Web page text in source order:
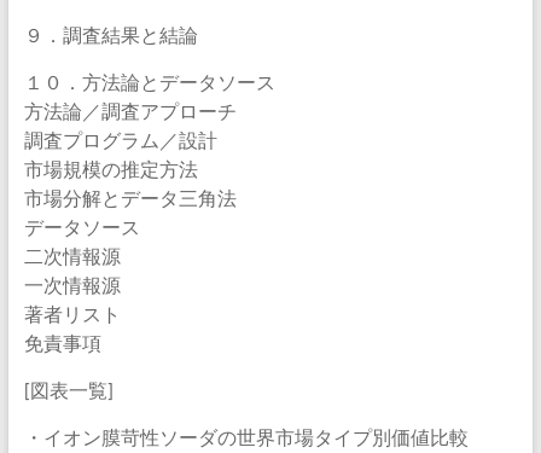
９．調査結果と結論
１０．方法論とデータソース
方法論／調査アプローチ
調査プログラム／設計
市場規模の推定方法
市場分解とデータ三角法
データソース
二次情報源
一次情報源
著者リスト
免責事項
[図表一覧]
・イオン膜苛性ソーダの世界市場タイプ別価値比較